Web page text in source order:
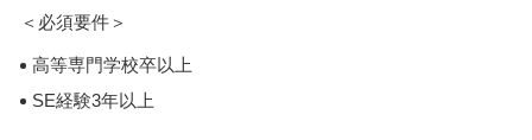
＜必須要件＞
高等専門学校卒以上
SE経験3年以上